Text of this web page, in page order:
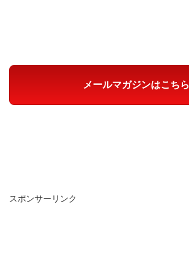
メールマガジンはこちら
スポンサーリンク